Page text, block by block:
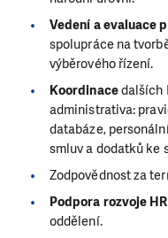
Vedení a evaluace
spolupráce na
výběrového řízení.
Koordinacedalších
administrativa:
databáze,
smluv a dodatků ke
Zodpovědnost za
Podpora rozvoje HR
oddělení.